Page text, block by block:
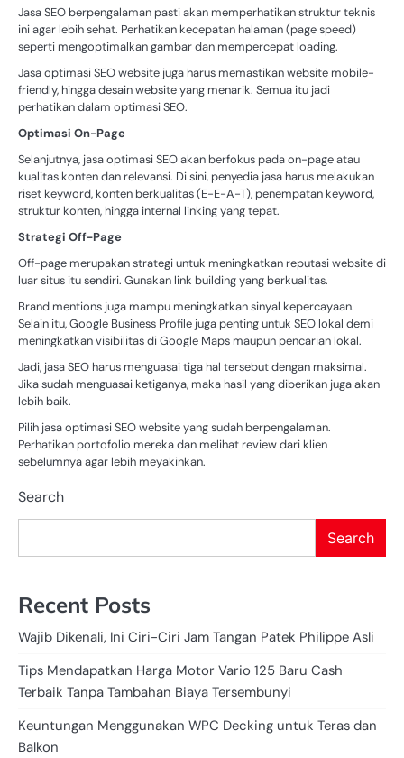
Jasa SEO berpengalaman pasti akan memperhatikan struktur teknis
ini agar lebih sehat. Perhatikan kecepatan halaman (page speed)
seperti mengoptimalkan gambar dan mempercepat loading.
Jasa optimasi SEO website juga harus memastikan website mobile-
friendly, hingga desain website yang menarik. Semua itu jadi
perhatikan dalam optimasi SEO.
Optimasi On-Page
Selanjutnya, jasa optimasi SEO akan berfokus pada on-page atau
kualitas konten dan relevansi. Di sini, penyedia jasa harus melakukan
riset keyword, konten berkualitas (E-E-A-T), penempatan keyword,
struktur konten, hingga internal linking yang tepat.
Strategi Off-Page
Off-page merupakan strategi untuk meningkatkan reputasi website di
luar situs itu sendiri. Gunakan link building yang berkualitas.
Brand mentions juga mampu meningkatkan sinyal kepercayaan.
Selain itu, Google Business Profile juga penting untuk SEO lokal demi
meningkatkan visibilitas di Google Maps maupun pencarian lokal.
Jadi, jasa SEO harus menguasai tiga hal tersebut dengan maksimal.
Jika sudah menguasai ketiganya, maka hasil yang diberikan juga akan
lebih baik.
Pilih jasa optimasi SEO website yang sudah berpengalaman.
Perhatikan portofolio mereka dan melihat review dari klien
sebelumnya agar lebih meyakinkan.
Search
Search
Recent Posts
Wajib Dikenali, Ini Ciri-Ciri Jam Tangan Patek Philippe Asli
Tips Mendapatkan Harga Motor Vario 125 Baru Cash
Terbaik Tanpa Tambahan Biaya Tersembunyi
Keuntungan Menggunakan WPC Decking untuk Teras dan
Balkon